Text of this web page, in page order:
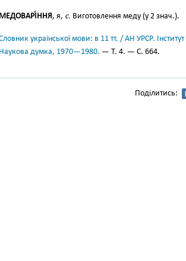
МЕДОВАРІ́ННЯ, я, с. Виготовлення меду (у 2 знач.).
української мови: в 11 тт. / АН УРСР.
Наукова думка, 1970—1980. — Т. 4. — С. 664.
Поділитись: